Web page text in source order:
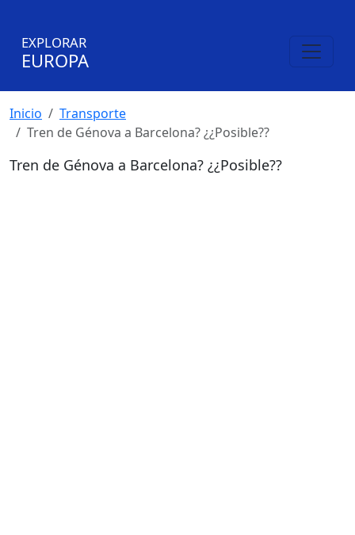
EXPLORAR
EUROPA
Inicio
Transporte
Tren de Génova a Barcelona? ¿¿Posible??
Tren de Génova a Barcelona? ¿¿Posible??